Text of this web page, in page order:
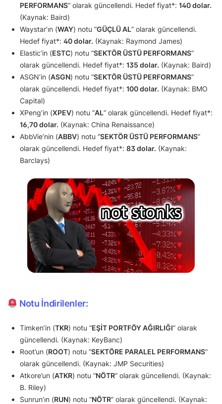
PERFORMANS” olarak güncellendi. Hedef fiyat*: 140 dolar.
(Kaynak: Baird)
Waystar’ın (WAY) notu “GÜÇLÜ AL” olarak güncellendi.
Hedef fiyat*: 40 dolar. (Kaynak: Raymond James)
Elastic’in (ESTC) notu “SEKTÖR ÜSTÜ PERFORMANS”
olarak güncellendi. Hedef fiyat*: 135 dolar. (Kaynak: Baird)
ASGN’in (ASGN) notu “SEKTÖR ÜSTÜ PERFORMANS”
olarak güncellendi. Hedef fiyat*: 100 dolar. (Kaynak: BMO
Capital)
XPeng’in (XPEV) notu “AL” olarak güncellendi. Hedef fiyat*:
16,70 dolar. (Kaynak: China Renaissance)
AbbVie’nin (ABBV) notu “SEKTÖR ÜSTÜ PERFORMANS”
olarak güncellendi. Hedef fiyat*: 83 dolar. (Kaynak:
Barclays)
Notu İndirilenler:
Timken’in (TKR) notu “EŞİT PORTFÖY AĞIRLIĞI” olarak
güncellendi. (Kaynak: KeyBanc)
Root’un (ROOT) notu “SEKTÖRE PARALEL PERFORMANS”
olarak güncellendi. (Kaynak: JMP Securities)
Atkore’un (ATKR) notu “NÖTR” olarak güncellendi. (Kaynak:
B. Riley)
Sunrun’ın (RUN) notu “NÖTR” olarak güncellendi. (Kaynak: